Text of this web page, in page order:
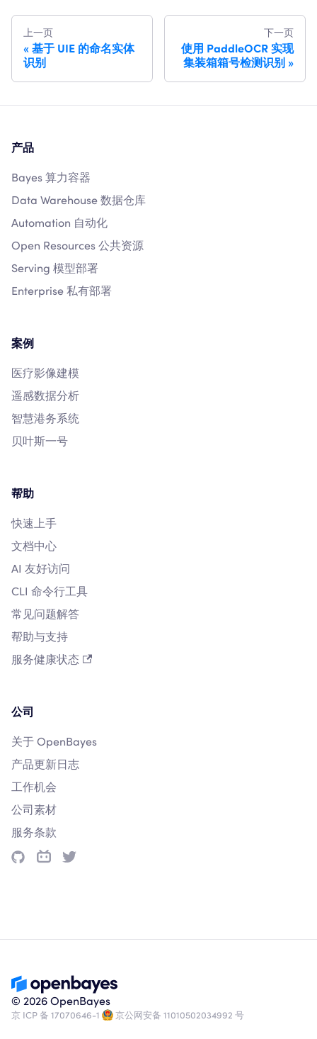
上一页
基于 UIE 的命名实体
识别
下一页
使用 PaddleOCR 实现
集装箱箱号检测识别
产品
Bayes 算力容器
Data Warehouse 数据仓库
Automation 自动化
Open Resources 公共资源
Serving 模型部署
Enterprise 私有部署
案例
医疗影像建模
遥感数据分析
智慧港务系统
贝叶斯一号
帮助
快速上手
文档中心
AI 友好访问
CLI 命令行工具
常见问题解答
帮助与支持
服务健康状态
公司
关于 OpenBayes
产品更新日志
工作机会
公司素材
服务条款
© 2026 OpenBayes
京 ICP 备 17070646-1 京公网安备 11010502034992 号